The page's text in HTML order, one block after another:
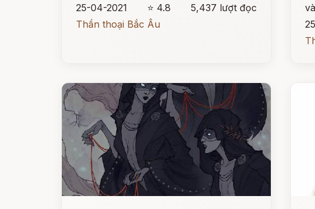
25-04-2021
⭐ 4.8
5,437 lượt đọc
Thần thoại Bắc Âu